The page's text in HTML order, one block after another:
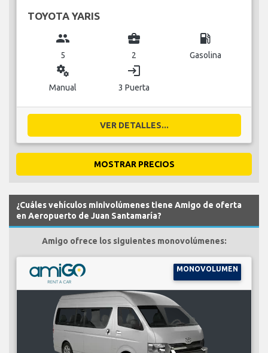
TOYOTA YARIS
group
5
business_center
2
local_gas_station
Gasolina
miscellaneous_services
Manual
login
3 Puerta
VER DETALLES...
MOSTRAR PRECIOS
¿Cuáles vehículos minivolúmenes tiene Amigo de oferta
en Aeropuerto de Juan Santamaría?
Amigo ofrece los siguientes monovolúmenes:
MONOVOLUMEN